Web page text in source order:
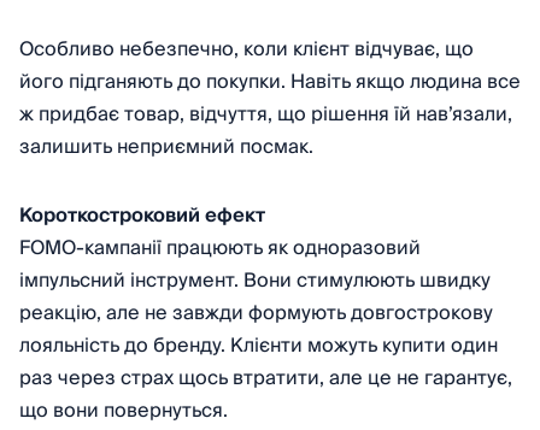
Особливо небезпечно, коли клієнт відчуває, що
його підганяють до покупки. Навіть якщо людина все
ж придбає товар, відчуття, що рішення їй нав’язали,
залишить неприємний посмак.
Короткостроковий ефект
FOMO-кампанії працюють як одноразовий
імпульсний інструмент. Вони стимулюють швидку
реакцію, але не завжди формують довгострокову
лояльність до бренду. Клієнти можуть купити один
раз через страх щось втратити, але це не гарантує,
що вони повернуться.